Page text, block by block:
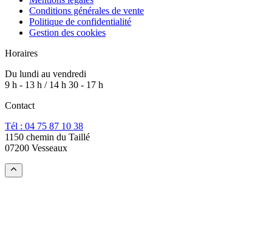
Conditions générales de vente
Politique de confidentialité
Gestion des cookies
Horaires
Du lundi au vendredi
9 h - 13 h / 14 h 30 - 17 h
Contact
Tél : 04 75 87 10 38
1150 chemin du Taillé
07200 Vesseaux